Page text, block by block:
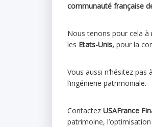
communauté française
Nous tenons pour cela
les Etats-Unis, pour la
Vous aussi n’hésitez
l’ingénierie patrimoniale.
Contactez USAFrance
patrimoine,